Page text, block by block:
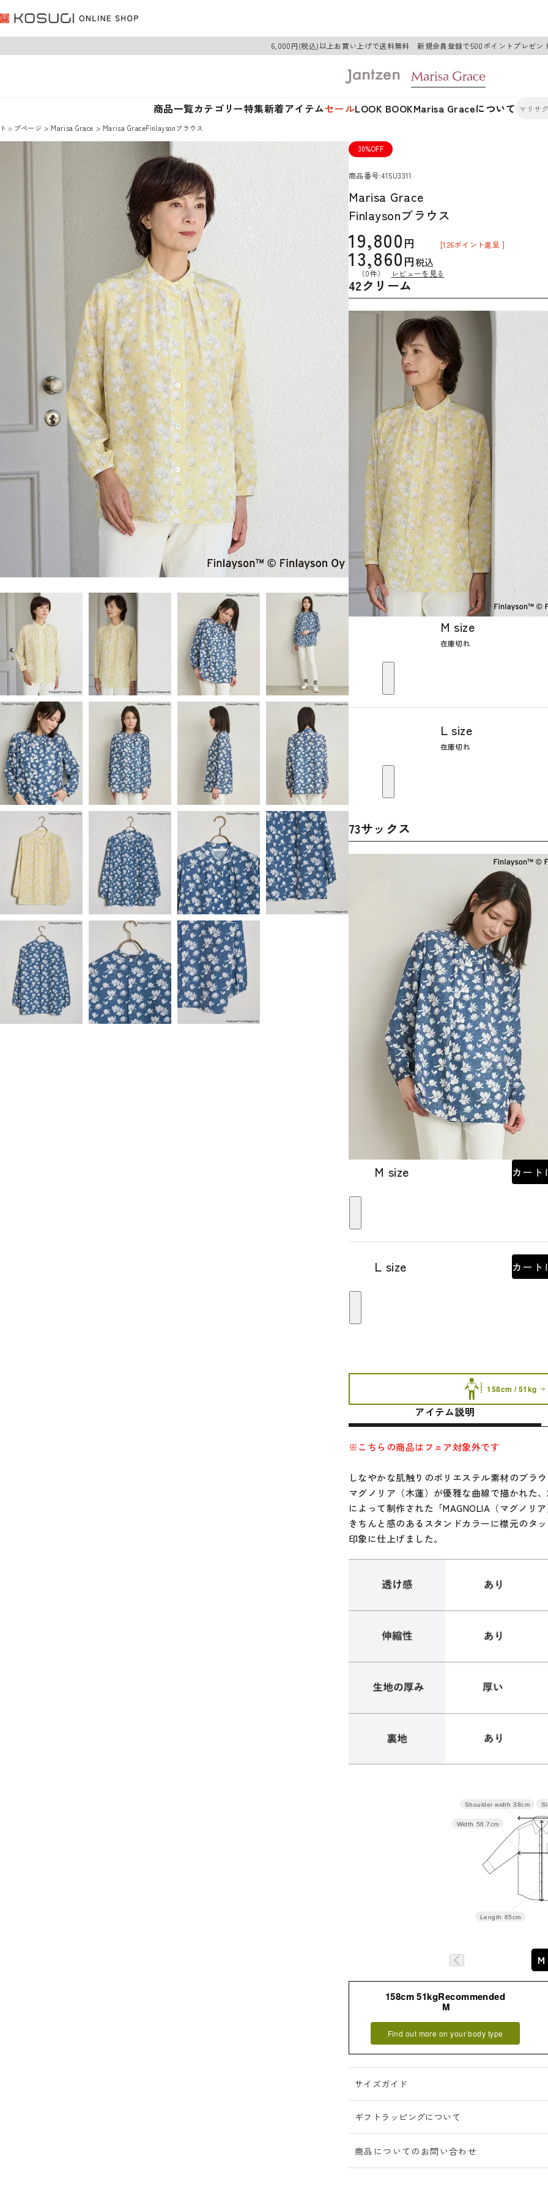
6,000円(税込)以上お買い上げで送料無料 新規会員登録で500ポイントプレゼン
商品一覧カテゴリー特集新着アイテムセールLOOK BOOKMarisa Graceについて
トップページ Marisa Grace Marisa GraceFinlaysonブラウス
30%OFF
商品番号 415U3311
Marisa Grace
Finlaysonブラウス
19,800
13,860 税込
[126ポイント進呈 ]
（0件） レビューを見る
42クリーム
M size
在庫切れ
L size
在庫切れ
73サックス
M size カート
L size カート
158cm / 51kg
アイテム説明
※こちらの商品はフェア対象外です
しなやかな肌触りのポリエステル素材のブラ
マグノリア（木蓮）が優雅な曲線で描かれた
によって制作された「MAGNOLIA（マグノリ
きちんと感のあるスタンドカラーに襟元のタ
印象に仕上げました。
バスト
113.4
119.4
詳細はこちら
Length 65cm
Width 56.7cm
Shoulder width 38cm
M
158cm 51kgRecommended
M
Find out more on your body type
サイズガイド
ギフトラッピングについて
商品についてのお問い合わせ